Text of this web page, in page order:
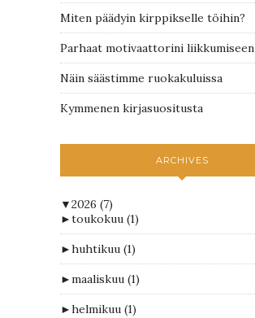
Miten päädyin kirppikselle töihin?
Parhaat motivaattorini liikkumiseen
Näin säästimme ruokakuluissa
Kymmenen kirjasuositusta
ARCHIVES
▼2026 (7)
►toukokuu (1)
►huhtikuu (1)
►maaliskuu (1)
►helmikuu (1)